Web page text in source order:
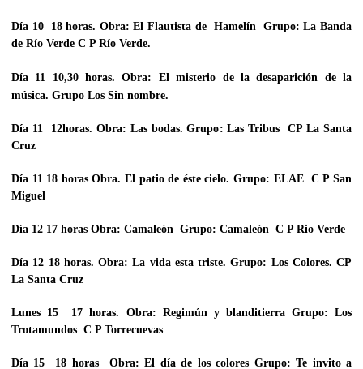
Día 10 18 horas. Obra:El Flautista de Hamelín Grupo:La Banda
de Río Verde C P Río Verde.
Día 11 10,30 horas. Obra: El misterio de la desaparición de la
música. Grupo Los Sin nombre.
Día 11 12horas. Obra: Las bodas. Grupo: Las Tribus CP La Santa
Cruz
Día 11 18 horas Obra. El patio de éste cielo. Grupo: ELAEC P San
Miguel
Día 12 17 horas Obra: Camaleón Grupo: Camaleón C P Rio Verde
Día 12 18 horas. Obra:La vida esta triste. Grupo: Los Colores. CP
La Santa Cruz
Lunes 15 17 horas. Obra: Regimún y blanditierraGrupo:Los
Trotamundos C P Torrecuevas
Día 15 18 horas Obra:El día de los colores Grupo:Te invito a